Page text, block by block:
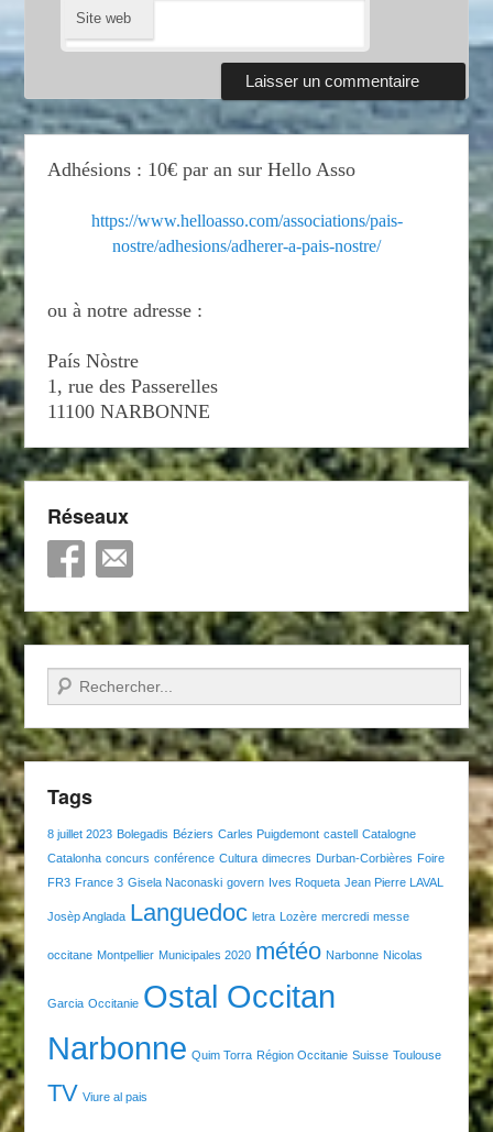
Site web
Adhésions : 10€ par an sur Hello Asso
https://www.helloasso.com/associations/pais-
nostre/adhesions/adherer-a-pais-nostre/
ou à notre adresse :
País Nòstre
1, rue des Passerelles
11100 NARBONNE
Réseaux
Recherche
Tags
8 juillet 2023 Bolegadis Béziers Carles Puigdemont castell Catalogne
Catalonha concurs conférence Cultura dimecres Durban-Corbières Foire
FR3 France 3 Gisela Naconaski govern Ives Roqueta Jean Pierre LAVAL
Josèp Anglada Languedoc letra Lozère mercredi messe
occitane Montpellier Municipales 2020 météo Narbonne Nicolas
Garcia Occitanie Ostal Occitan
Narbonne Quim Torra Région Occitanie Suisse Toulouse
TV Viure al pais